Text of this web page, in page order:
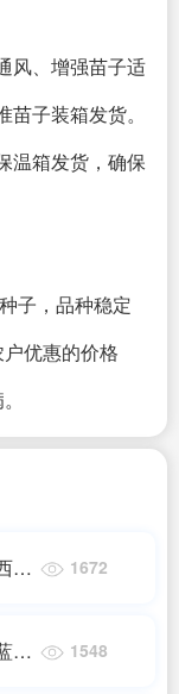
风、增强苗子适
苗子装箱发货。
温箱发货，确保
子，品种稳定
优惠的价格
兰
1672
花
1548